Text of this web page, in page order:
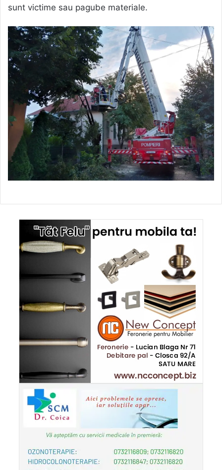
sunt victime sau pagube materiale.